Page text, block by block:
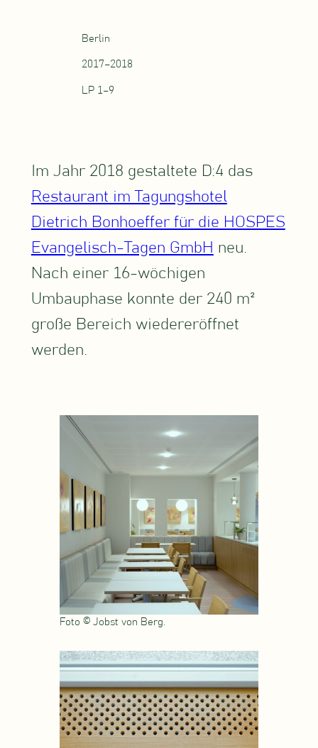
Berlin
2017–2018
LP 1–9
Im Jahr 2018 gestaltete D:4 das
Restaurant im Tagungshotel
Dietrich Bonhoeffer für die HOSPES
Evangelisch-Tagen GmbH neu.
Nach einer 16-wöchigen
Umbauphase konnte der 240 m²
große Bereich wiedereröffnet
werden.
Foto © Jobst von Berg.